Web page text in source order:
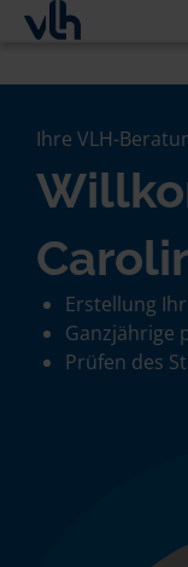
Ihre VLH-
Erstellung
Ganzjährige
Prüfen des